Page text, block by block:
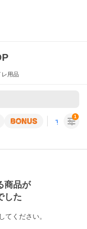
用品
すべての条
1
商品が
した
てください。